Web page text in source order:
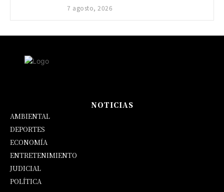
7 agosto, 2026
NOTICIAS
AMBIENTAL
DEPORTES
ECONOMÍA
ENTRETENIMIENTO
JUDICIAL
POLÍTICA